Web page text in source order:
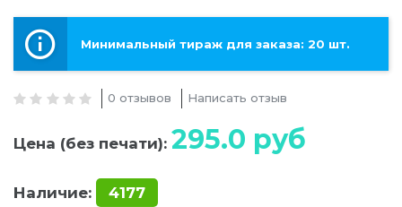
Минимальный тираж для заказа: 20 шт.
0 отзывов Написать отзыв
Цена (без печати): 295.0 руб
Наличие: 4177